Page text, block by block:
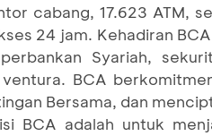
cabang, 17.623 ATM,
24 jam. Kehadiran
Syariah,
BCA
Bersama, dan
BCA adalah untuk